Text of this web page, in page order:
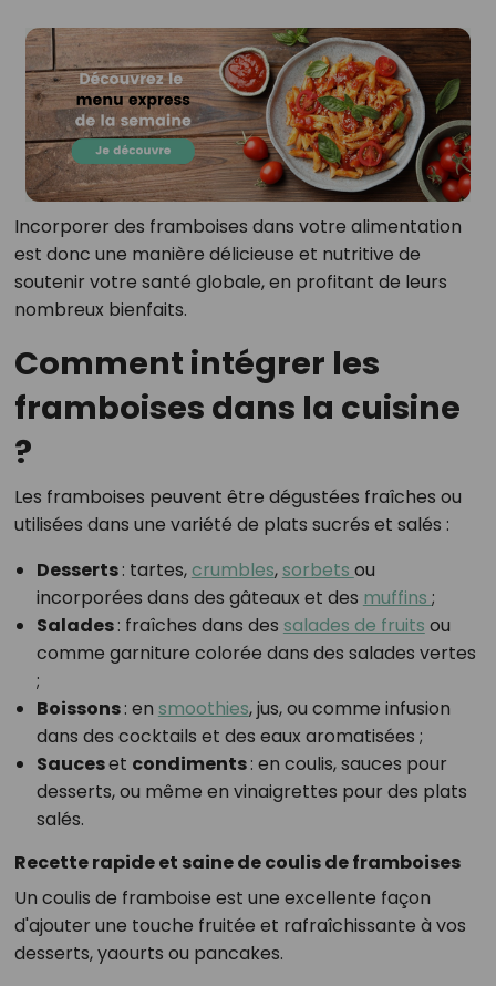
Incorporer des framboises dans votre alimentation
est donc une manière délicieuse et nutritive de
soutenir votre santé globale, en profitant de leurs
nombreux bienfaits.
Comment intégrer les
framboises dans la cuisine
?
Les framboises peuvent être dégustées fraîches ou
utilisées dans une variété de plats sucrés et salés :
Desserts: tartes,crumbles,sorbets ou
incorporées dans des gâteaux et des muffins ;
Salades: fraîches dans des salades de fruits ou
comme garniture colorée dans des salades vertes
;
Boissons: en smoothies, jus, ou comme infusion
dans des cocktails et des eaux aromatisées ;
Sauceset condiments: en coulis, sauces pour
desserts, ou même en vinaigrettes pour des plats
salés.
Recette rapide et saine de coulis de framboises
Un coulis de framboise est une excellente façon
d'ajouter une touche fruitée et rafraîchissante à vos
desserts, yaourts ou pancakes.